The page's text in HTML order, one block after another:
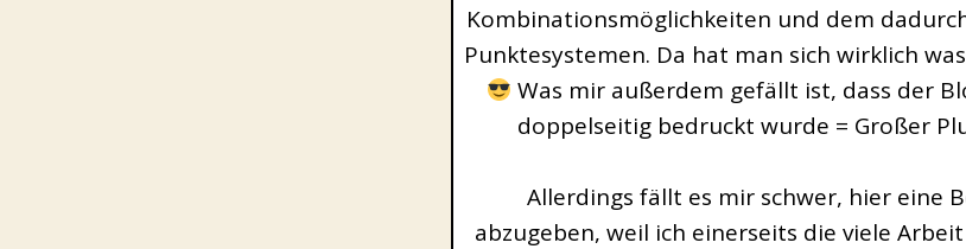
Kombinationsmöglichkeiten und dem
Punktesystemen. Da hat man sich wirklich
Was mir außerdem gefällt ist, dass der
doppelseitig bedruckt wurde = Großer
Allerdings fällt es mir schwer, hier eine
abzugeben, weil ich einerseits die viele